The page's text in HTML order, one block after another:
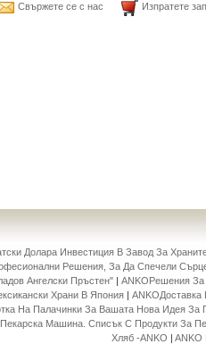
Свържете се с нас Изпратете
Долара Инвестиция В Завод За
Решения, За Да Спечели
Ангелски Пръстен" |ANKOРешения
Храни В Япония |
На Палачинки За Вашата Нова Идея За
Машина. Списък С Продукти За
Хляб -ANKO |ANKO